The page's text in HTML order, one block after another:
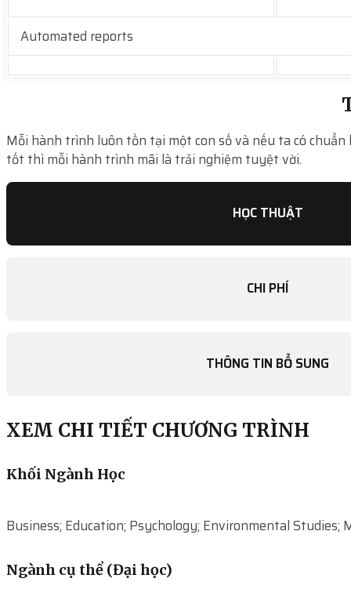
Automated reports
Mỗi hành trình luôn tồn tại một con số và nếu ta có chuẩn
tốt thì mỗi hành trình mãi là trải nghiệm tuyệt vời.
HỌC THUẬT
CHI PHÍ
THÔNG TIN BỔ SUNG
XEM CHI TIẾT CHƯƠNG TRÌNH
Khối Ngành Học
Business; Education; Psychology; Environmental Studies;
Ngành cụ thể (Đại học)